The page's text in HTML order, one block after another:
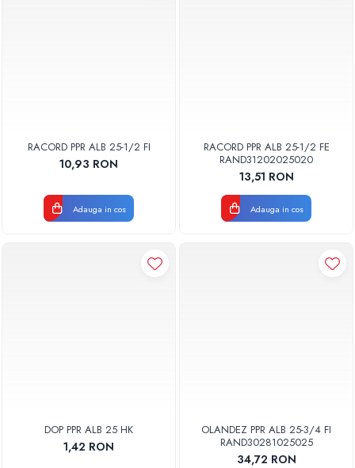
RACORD PPR ALB 25-1/2 FI
10,93 RON
Adauga in cos
RACORD PPR ALB 25-1/2 FE
RAND31202025020
13,51 RON
Adauga in cos
DOP PPR ALB 25 HK
1,42 RON
OLANDEZ PPR ALB 25-3/4 FI
RAND30281025025
34,72 RON